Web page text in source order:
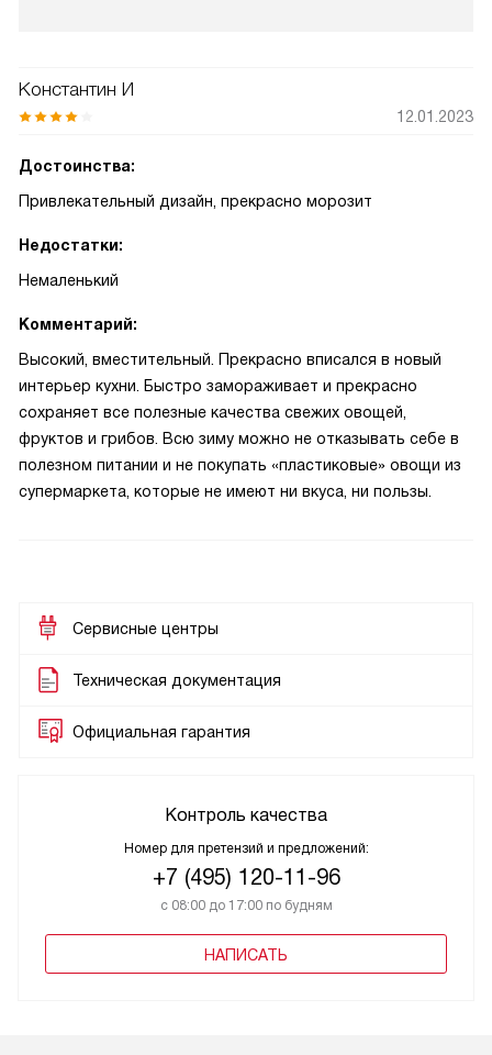
Константин И
12.01.2023
Достоинства:
Привлекательный дизайн, прекрасно морозит
Недостатки:
Немаленький
Комментарий:
Высокий, вместительный. Прекрасно вписался в новый
интерьер кухни. Быстро замораживает и прекрасно
сохраняет все полезные качества свежих овощей,
фруктов и грибов. Всю зиму можно не отказывать себе в
полезном питании и не покупать «пластиковые» овощи из
супермаркета, которые не имеют ни вкуса, ни пользы.
Сервисные центры
Техническая документация
Официальная гарантия
Контроль качества
Номер для претензий и предложений:
+7 (495) 120-11-96
с 08:00 до 17:00 по будням
НАПИСАТЬ